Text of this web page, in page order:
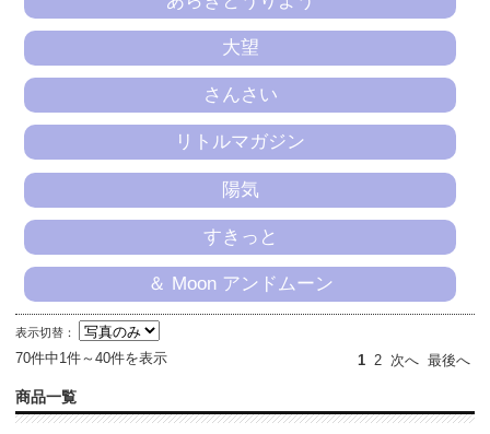
大望
さんさい
リトルマガジン
陽気
すきっと
＆ Moon アンドムーン
表示切替：
70件中1件～40件を表示 1 2 次へ 最後へ
商品一覧